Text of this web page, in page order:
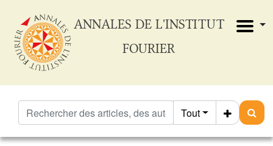
ANNALES DE L'INSTITUT
FOURIER
Tout